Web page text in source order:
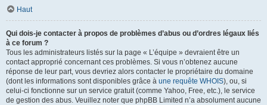
Haut
Qui dois-je contacter à propos de problèmes d’abus ou d’ordres légaux liés
à ce forum ?
Tous les administrateurs listés sur la page « L’équipe » devraient être un
contact approprié concernant ces problèmes. Si vous n’obtenez aucune
réponse de leur part, vous devriez alors contacter le propriétaire du domaine
(dont les informations sont disponibles grâce à une requête WHOIS), ou, si
celui-ci fonctionne sur un service gratuit (comme Yahoo, Free, etc.), le service
de gestion des abus. Veuillez noter que phpBB Limited n’a absolument aucune